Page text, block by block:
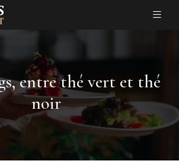
entre thé vert et thé
noir